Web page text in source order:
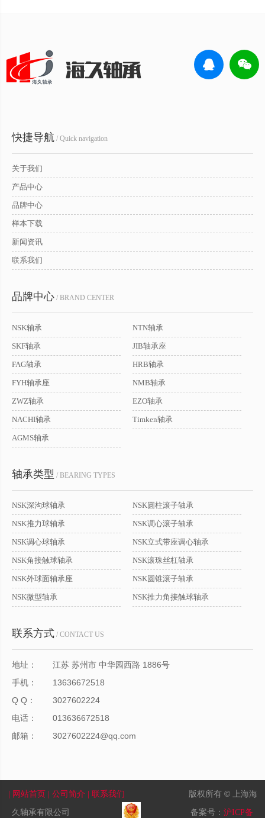
快捷导航 / Quick navigation
关于我们
产品中心
品牌中心
样本下载
新闻资讯
联系我们
品牌中心 / BRAND CENTER
NSK轴承 NTN轴承
SKF轴承 JIB轴承座
FAG轴承 HRB轴承
FYH轴承座 NMB轴承
ZWZ轴承 EZO轴承
NACHI轴承 Timken轴承
AGMS轴承
轴承类型 / BEARING TYPES
NSK深沟球轴承 NSK圆柱滚子轴承
NSK推力球轴承 NSK调心滚子轴承
NSK调心球轴承 NSK立式带座调心轴承
NSK角接触球轴承 NSK滚珠丝杠轴承
NSK外球面轴承座 NSK圆锥滚子轴承
NSK微型轴承 NSK推力角接触球轴承
联系方式 / CONTACT US
地址：
江苏 苏州市 中华园西路 1886号
手机：
13636672518
Q Q：
3027602224
电话：
013636672518
邮箱：
3027602224@qq.com
| 网站首页 | 公司简介 | 联系我们
版权所有 © 上海海
久轴承有限公司
备案号： 沪ICP备